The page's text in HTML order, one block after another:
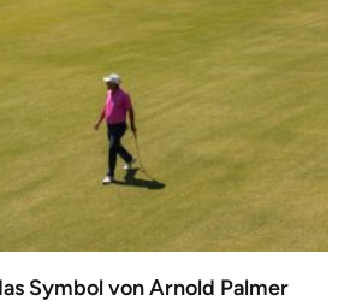
Symbol von Arnold Palmer